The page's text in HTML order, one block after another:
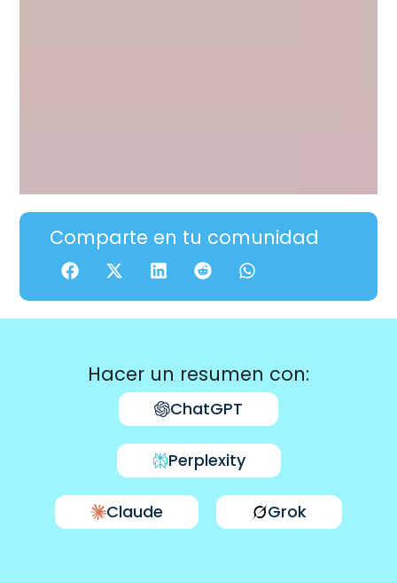
Comparte en tu comunidad
Hacer un resumen con:
ChatGPT
Perplexity
Claude Grok